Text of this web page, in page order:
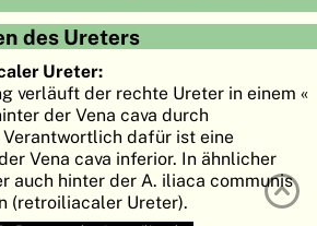
des Ureters
Ureter:
verläuft der rechte Ureter in einem «
der Vena cava durch
dafür ist eine
Vena cava inferior. In ähnlicher
auch hinter der A. iliaca communis
(retroiliacaler Ureter).